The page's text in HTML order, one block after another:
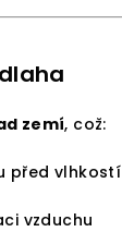
zemí, což:
před vlhkostí
vzduchu